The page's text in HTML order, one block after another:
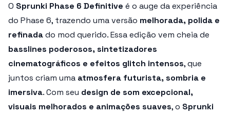
O Sprunki Phase 6 Definitive é o auge da experiência
do Phase 6, trazendo uma versão melhorada, polida e
refinadado mod querido. Essa edição vem cheia de
basslines poderosos, sintetizadores
cinematográficos e efeitos glitch intensos, que
juntos criam uma atmosfera futurista, sombria e
imersiva. Com seu design de som excepcional,
visuais melhorados e animações suaves, o Sprunki